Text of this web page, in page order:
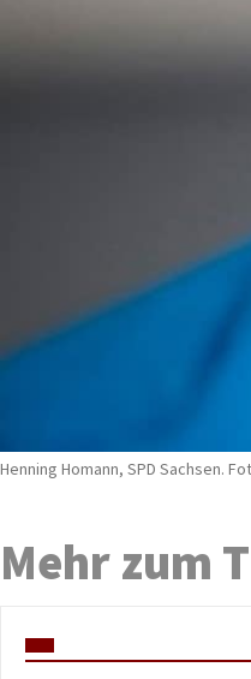
Henning Homann, SPD Sachsen.
Mehr zum